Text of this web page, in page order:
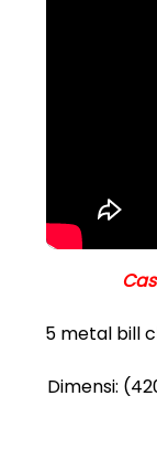
5 metal bill
Dimensi: